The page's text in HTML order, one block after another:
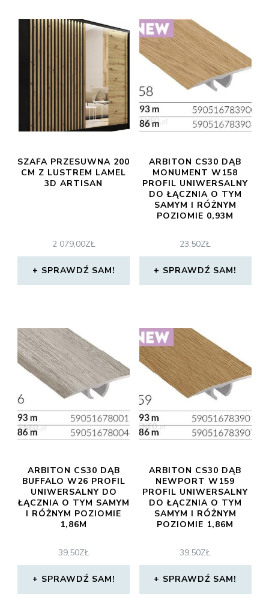
SZAFA PRZESUWNA 200
CM Z LUSTREM LAMEL
3D ARTISAN
2 079,00ZŁ
SPRAWDŹ SAM!
ARBITON CS30 DĄB
MONUMENT W158
PROFIL UNIWERSALNY
DO ŁĄCZNIA O TYM
SAMYM I RÓŻNYM
POZIOMIE 0,93M
23,50ZŁ
SPRAWDŹ SAM!
ARBITON CS30 DĄB
BUFFALO W26 PROFIL
UNIWERSALNY DO
ŁĄCZNIA O TYM SAMYM
I RÓŻNYM POZIOMIE
1,86M
39,50ZŁ
SPRAWDŹ SAM!
ARBITON CS30 DĄB
NEWPORT W159
PROFIL UNIWERSALNY
DO ŁĄCZNIA O TYM
SAMYM I RÓŻNYM
POZIOMIE 1,86M
39,50ZŁ
SPRAWDŹ SAM!